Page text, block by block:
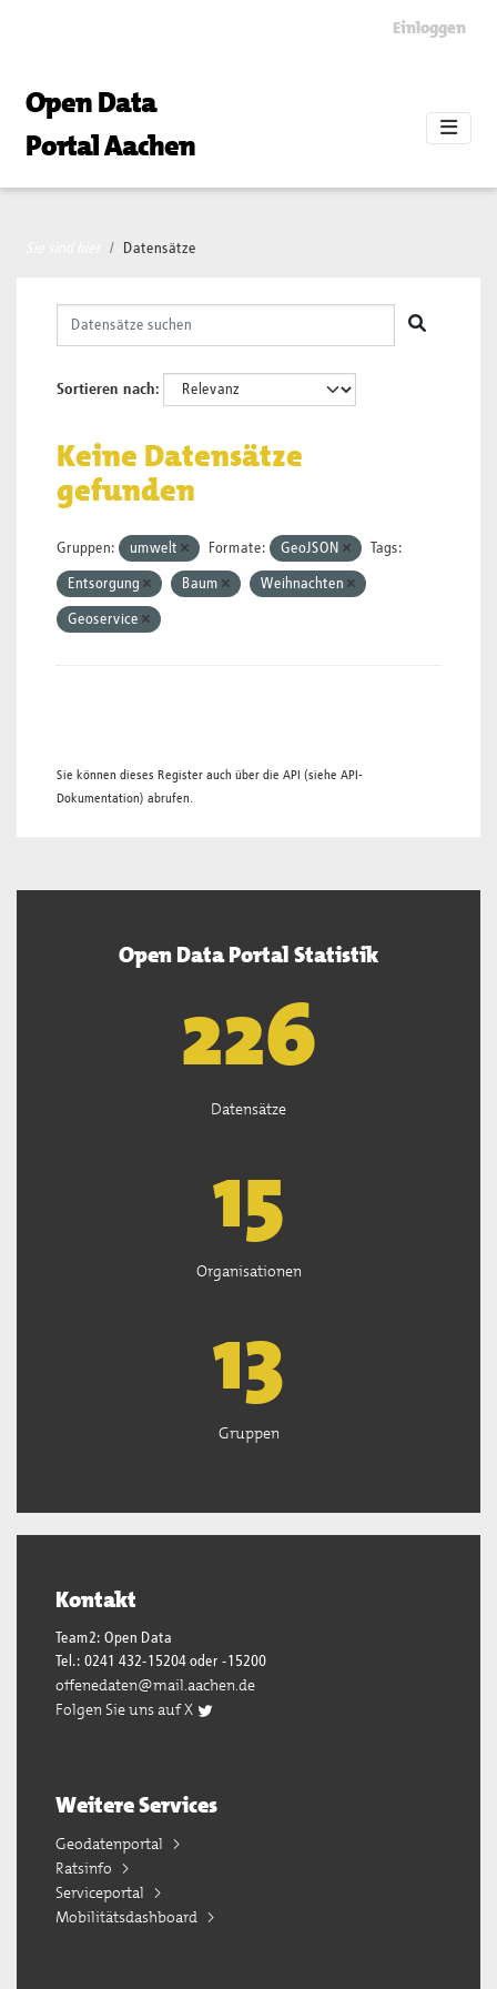
Einloggen
Open Data
Portal Aachen
Datensätze
Sortieren nach
Keine Datensätze
gefunden
Gruppen: umwelt Formate: GeoJSON Tags:
Entsorgung Baum Weihnachten
Geoservice
Sie können dieses Register auch über die API (siehe API-
Dokumentation) abrufen.
Open Data Portal Statistik
226
Datensätze
15
Organisationen
13
Gruppen
Kontakt
Team2: Open Data
Tel.: 0241 432-15204 oder -15200
offenedaten@mail.aachen.de
Folgen Sie uns auf X
Weitere Services
Geodatenportal
Ratsinfo
Serviceportal
Mobilitätsdashboard